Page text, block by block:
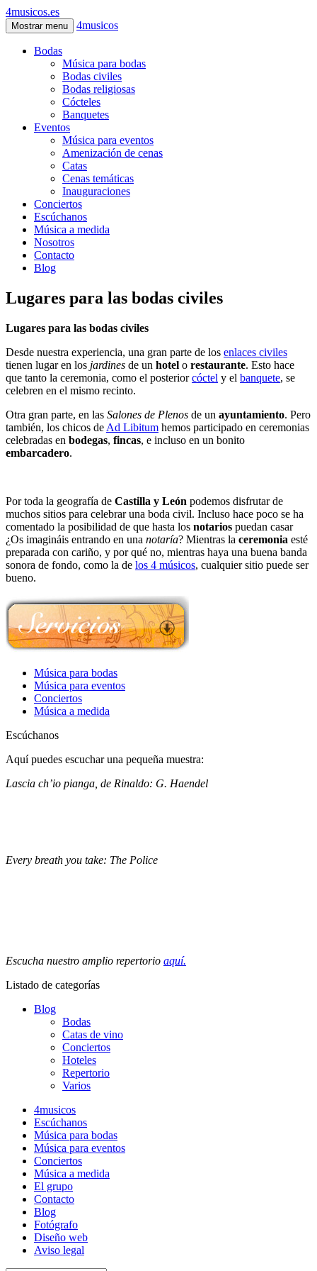
4musicos.es
Mostrar menu 4musicos
Bodas
Música para bodas
Bodas civiles
Bodas religiosas
Cócteles
Banquetes
Eventos
Música para eventos
Amenización de cenas
Catas
Cenas temáticas
Inauguraciones
Conciertos
Escúchanos
Música a medida
Nosotros
Contacto
Blog
Lugares para las bodas civiles
Lugares para las bodas civiles
Desde nuestra experiencia, una gran parte de los enlaces civiles
tienen lugar en los jardines de un hotel o restaurante. Esto hace
que tanto la ceremonia, como el posteriorcóctel y el banquete, se
celebren en el mismo recinto.
Otra gran parte, en las Salones de Plenos de un ayuntamiento. Pero
también, los chicos de Ad Libitum hemos participado en ceremonias
celebradas en bodegas, fincas, e incluso en un bonito
embarcadero.
Por toda la geografía de Castilla y León podemos disfrutar de
muchos sitios para celebrar una boda civil. Incluso hace poco se ha
comentado la posibilidad de que hasta los notarios puedan casar
¿Os imagináis entrando en una notaría? Mientras la ceremonia esté
preparada con cariño, y por qué no, mientras haya una buena banda
sonora de fondo, como la de los 4 músicos, cualquier sitio puede ser
bueno.
Música para bodas
Música para eventos
Conciertos
Música a medida
Escúchanos
Aquí puedes escuchar una pequeña muestra:
Lascia ch’io pianga, de Rinaldo: G. Haendel
Every breath you take: The Police
Escucha nuestro amplio repertorio aquí.
Listado de categorías
Blog
Bodas
Catas de vino
Conciertos
Hoteles
Repertorio
Varios
4musicos
Escúchanos
Música para bodas
Música para eventos
Conciertos
Música a medida
El grupo
Contacto
Blog
Fotógrafo
Diseño web
Aviso legal